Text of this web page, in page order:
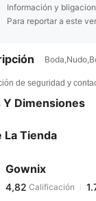
Información y
Para reportar a este
de seguridad y
Y Dimensiones
La Tienda
Gownix
4,82
4,82
4,82 Calificación
m***rpagado